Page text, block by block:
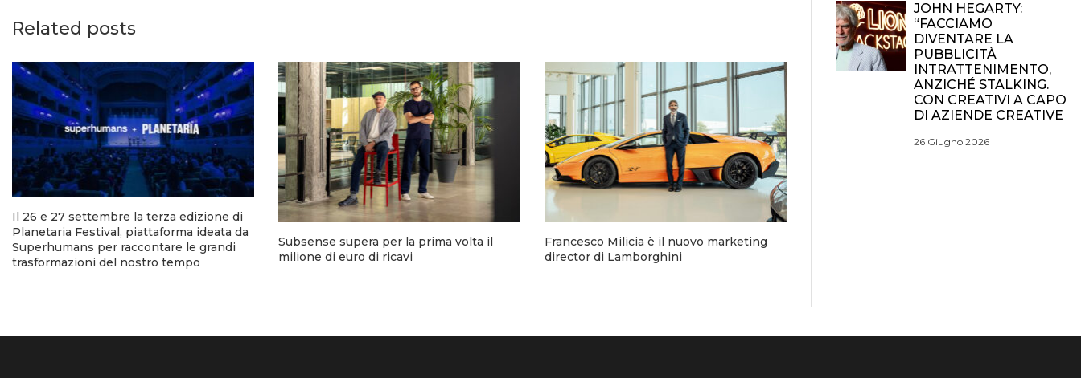
Related posts
Il 26 e 27 settembre la terza edizione di
Planetaria Festival, piattaforma ideata da
Superhumans per raccontare le grandi
trasformazioni del nostro tempo
Subsense supera per la prima volta il
milione di euro di ricavi
Francesco Milicia è il nuovo marketing
director di Lamborghini
JOHN HEGARTY:
“FACCIAMO
DIVENTARE LA
PUBBLICITÀ
INTRATTENIMENTO,
ANZICHÉ STALKING.
CON CREATIVI A CAPO
DI AZIENDE CREATIVE
26 Giugno 2026